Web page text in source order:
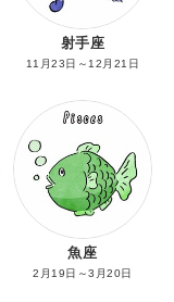
射手座
11月23日～12月21日
魚座
2月19日～3月20日